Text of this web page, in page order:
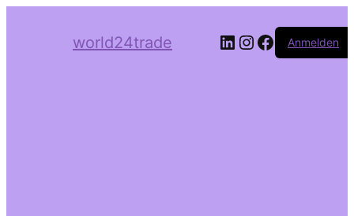
world24trade LinkedIn
Instagram
Facebook
Anmelden